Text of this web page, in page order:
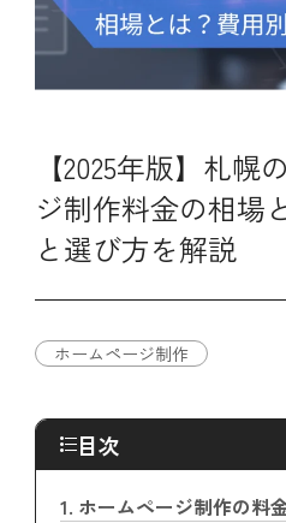
【2025年版】札
ジ制作料金の相場
と選び方を解説
ホームページ制作
目次
1. ホームページ制作の料